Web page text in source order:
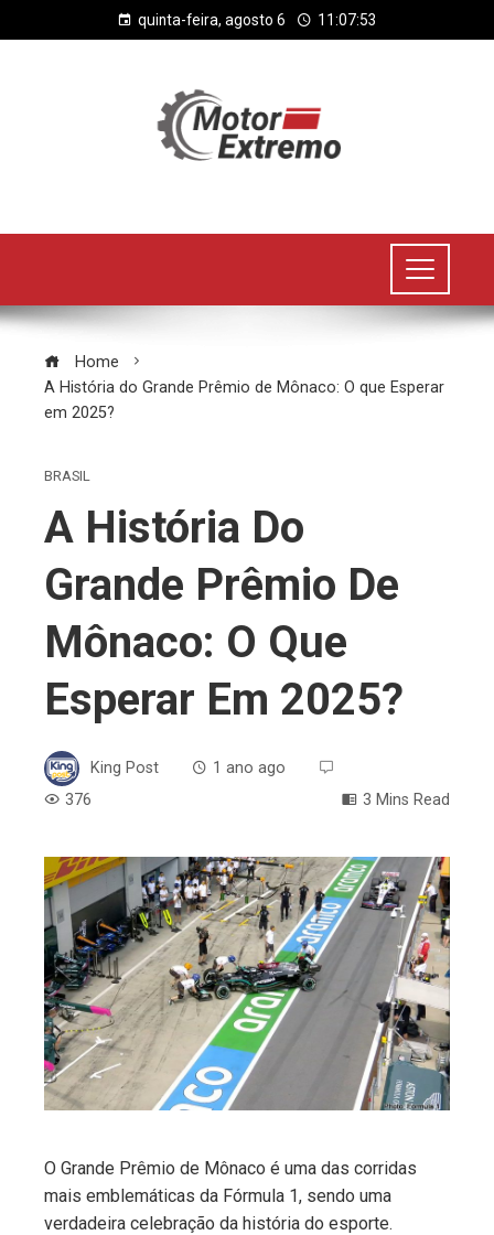
quinta-feira, agosto 6 11:07:54
Home
A História do Grande Prêmio de Mônaco: O que Esperar
em 2025?
BRASIL
A História Do
Grande Prêmio De
Mônaco: O Que
Esperar Em 2025?
King Post
1 ano ago
376
3 Mins Read
O Grande Prêmio de Mônaco é uma das corridas
mais emblemáticas da Fórmula 1, sendo uma
verdadeira celebração da história do esporte.